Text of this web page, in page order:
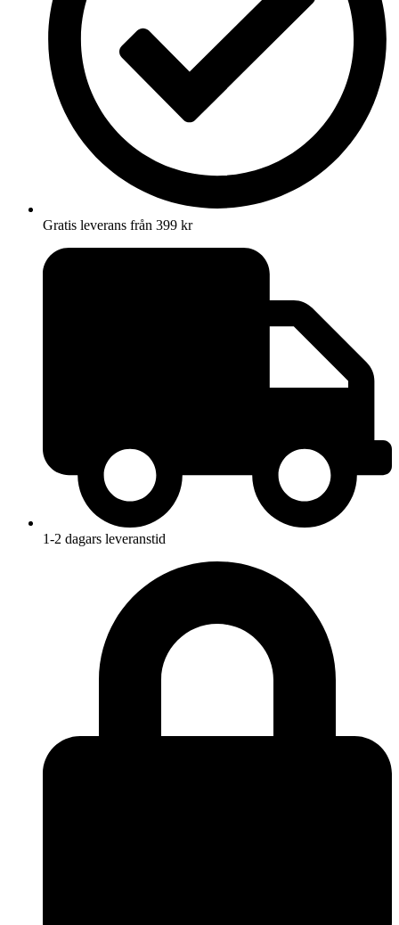
Gratis leverans från 399 kr
1-2 dagars leveranstid